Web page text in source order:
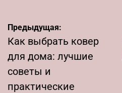
Навигация
по
записям
Предыдущая:
Как выбрать ковер
для дома: лучшие
советы и
практические